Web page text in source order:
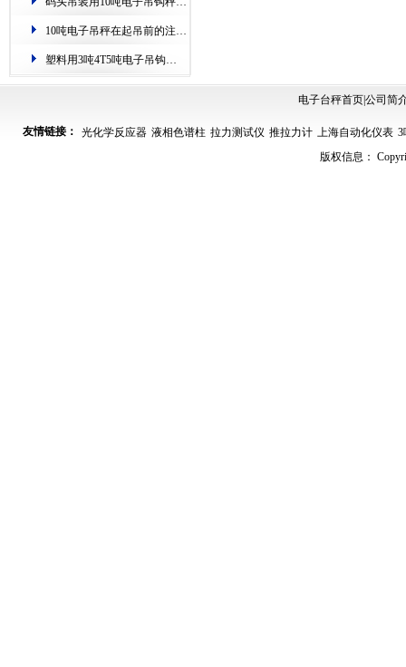
10吨电子吊秤在起吊前的注意事项.安全提示
塑料用3吨4T5吨电子吊钩秤.称重准,零误差
电子台秤首页公司简
友情链接： 光化学反应器 液相色谱柱 拉力测试仪 推拉力计 上海自动化仪表 3
版权信息：